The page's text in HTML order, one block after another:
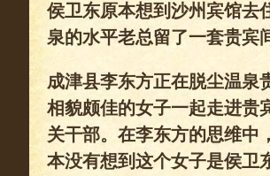
侯卫东原本想到沙州宾馆去
泉的水平老总留了一套贵宾
成津县李东方正在脱尘温泉
相貌颇佳的女子一起走进贵
关干部。在李东方的思维中
本没有想到这个女子是侯卫